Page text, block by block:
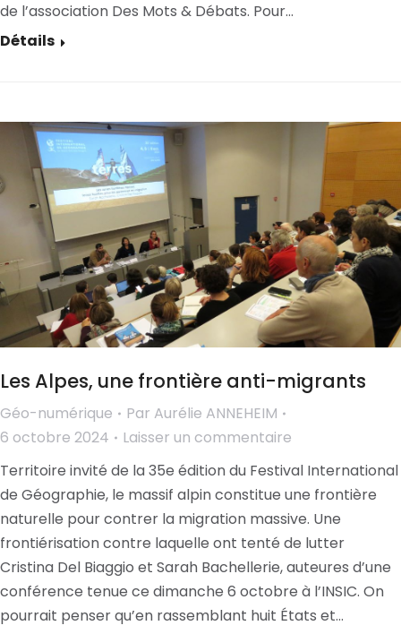
de l’association Des Mots & Débats. Pour…
Détails
Les Alpes, une frontière anti-migrants
Géo-numérique Par Aurélie ANNEHEIM
6 octobre 2024
Laisser un commentaire
Territoire invité de la 35e édition du Festival International
de Géographie, le massif alpin constitue une frontière
naturelle pour contrer la migration massive. Une
frontiérisation contre laquelle ont tenté de lutter
Cristina Del Biaggio et Sarah Bachellerie, auteures d’une
conférence tenue ce dimanche 6 octobre à l’INSIC. On
pourrait penser qu’en rassemblant huit États et…